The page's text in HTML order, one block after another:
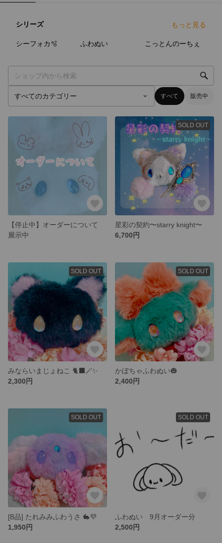
シリーズ もっと見る
シーフォカ🫧 ふわぬい こっとんのーちぇ
すべて 販売中
【停止中】オーダーについて
展示中
SOLD OUT
星彩の契約〜starry knight〜
6,700円
SOLD OUT
みならいまじょねこ 🐈‍⬛🪄︎︎✨
2,300円
SOLD OUT
かぼちゃふわぬい🎃
2,400円
SOLD OUT
[B品] たれみみふわうさ 🐇‎💜
1,950円
SOLD OUT
ふわぬい 9月オーダー分
2,500円